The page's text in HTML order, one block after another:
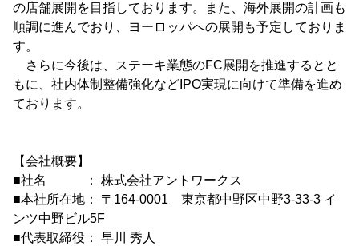
の店舗展開を目指しております。また、海外展開の計画も
順調に進んでおり、ヨーロッパへの展開も予定しておりま
す。
さらに今後は、ステーキ業態のFC展開を推進するとと
もに、社内体制整備強化などIPO実現に向けて準備を進め
ております。
【会社概要】
■社名 ： 株式会社アントワークス
■本社所在地： 〒164-0001 東京都中野区中野3-33-3 イ
ンツ中野ビル5F
■代表取締役： 早川 秀人